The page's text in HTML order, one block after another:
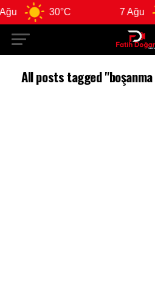
30°C 7 Ağu
All posts tagged